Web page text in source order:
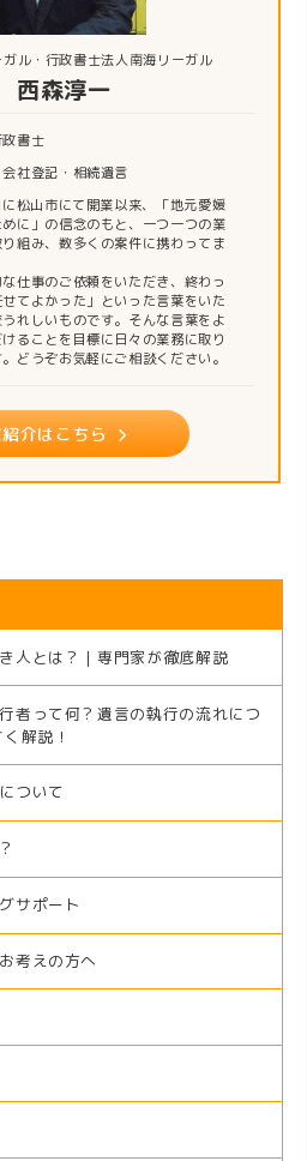
ル・行政書士法人南海リーガル
西森淳一
書士
社登記・相続遺言
松山市にて開業以来、「地元愛媛
に」の信念のもと、一つ一つの業
組み、数多くの案件に携わってま
仕事のご依頼をいただき、終わっ
てよかった」といった言葉をいた
れしいものです。そんな言葉をよ
ることを目標に日々の業務に取り
どうぞお気軽にご相談ください。
介はこちら
人とは？｜専門家が徹底解説
者って何？遺言の執行の流れにつ
解説！
ついて
サポート
考えの方へ